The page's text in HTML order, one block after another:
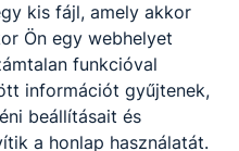
kis fájl, amely akkor
Ön egy webhelyet
funkcióval
információt gyűjtenek,
beállításait és
a honlap használatát.